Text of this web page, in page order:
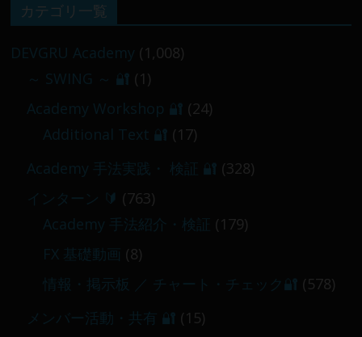
／
【 メンバー限定 】2026-03-05～06
カテゴリ一覧
DEVGRU Academy (1,008)
～ SWING ～ 🔐 (1)
Academy Workshop 🔐 (24)
Additional Text 🔐 (17)
Academy 手法実践・ 検証 🔐 (328)
インターン 🔰 (763)
Academy 手法紹介・検証 (179)
FX 基礎動画 (8)
情報・掲示板 ／ チャート・チェック🔐 (578)
メンバー活動・共有 🔐 (15)